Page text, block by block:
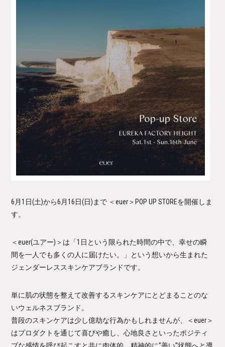
6月1日(土)から6月16日(日)まで ＜euer＞POP UP STOREを開催しま
す。
＜euer(ユアー)＞は「1日という限られた時間の中で、幸せの瞬
間を一人でも多くの人に届けたい。」 という想いから生まれた
ジェンダーレススキンケアブランドです。
単に肌の状態を整えて改善するスキンケアにとどまることのな
いウ ェルネスブランド。
普段のスキンケアは少し億劫な行為かもしれませんが、＜euer＞
はプロダクトを通じて喜びや癒し、心地良さといったポジティ